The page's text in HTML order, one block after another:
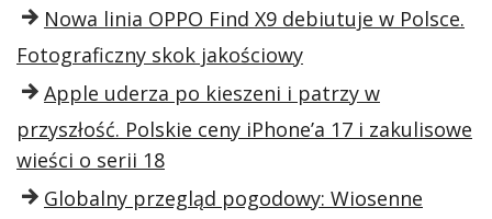
Nowa linia OPPO Find X9 debiutuje w Polsce.
Fotograficzny skok jakościowy
Apple uderza po kieszeni i patrzy w
przyszłość. Polskie ceny iPhone’a 17 i zakulisowe
wieści o serii 18
Globalny przegląd pogodowy: Wiosenne